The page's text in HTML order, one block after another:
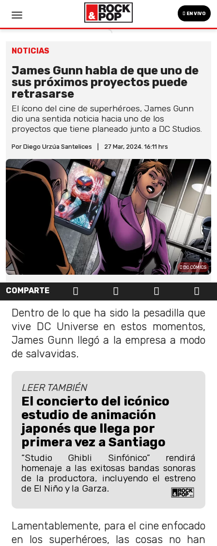
EN VIVO
NOTICIAS
James Gunn habla de que uno de
sus próximos proyectos puede
retrasarse
El ícono del cine de superhéroes, James Gunn
dio una sentida noticia hacia uno de los
proyectos que tiene planeado junto a DC Studios.
Por Diego Urzúa Santelices 27 Mar, 2024. 16:11 hrs
DC CÓMICS
COMPARTE
Dentro de lo que ha sido la pesadilla que
vive DC Universe en estos momentos,
James Gunn llegó a la empresa a modo
de salvavidas.
LEER TAMBIÉN
El concierto del icónico
estudio de animación
japonés que llega por
primera vez a Santiago
“Studio Ghibli Sinfónico” rendirá
homenaje a las exitosas bandas sonoras
de la productora, incluyendo el estreno
de El Niño y la Garza.
Lamentablemente, para el cine enfocado
en los superhéroes, las cosas no han